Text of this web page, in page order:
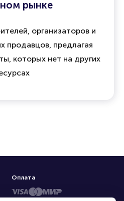
рынке
организаторов и
продавцов, предлагая
которых нет на других
Оплата